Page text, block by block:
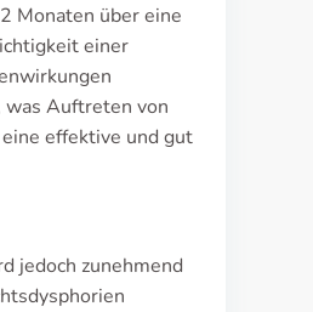
Monaten über eine
einer
Auftreten von
effektive und gut
jedoch zunehmend